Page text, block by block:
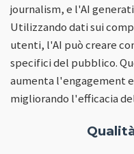
journalism, e l'AI
Utilizzando dati sui
utenti, l'AI può creare
specifici del pubblico.
aumenta l'engagement
migliorando l'efficacia